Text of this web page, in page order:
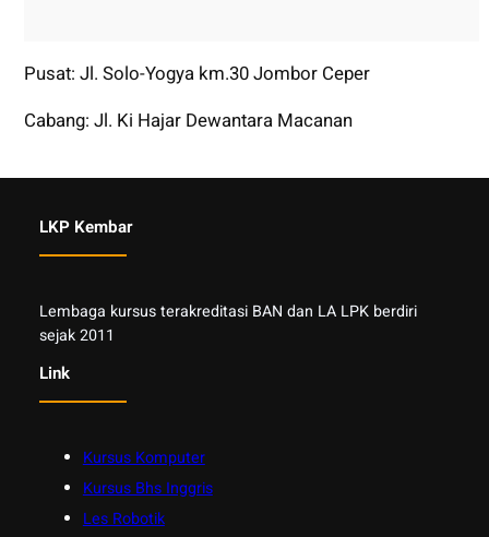
Pusat: Jl. Solo-Yogya km.30 Jombor Ceper
Cabang: Jl. Ki Hajar Dewantara Macanan
LKP Kembar
Lembaga kursus terakreditasi BAN dan LA LPK berdiri
sejak 2011
Link
Kursus Komputer
Kursus Bhs Inggris
Les Robotik